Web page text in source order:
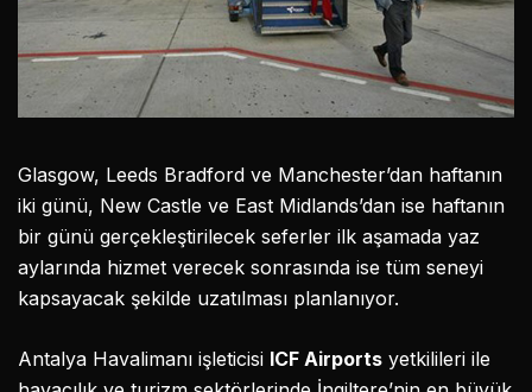
Glasgow, Leeds Bradford ve Manchester’dan haftanın
iki günü, New Castle ve East Midlands’dan ise haftanın
bir günü gerçekleştirilecek seferler ilk aşamada yaz
aylarında hizmet verecek sonrasında ise tüm seneyi
kapsayacak şekilde uzatılması planlanıyor.
Antalya Havalimanı işleticisi ICF Airports yetkilileri ile